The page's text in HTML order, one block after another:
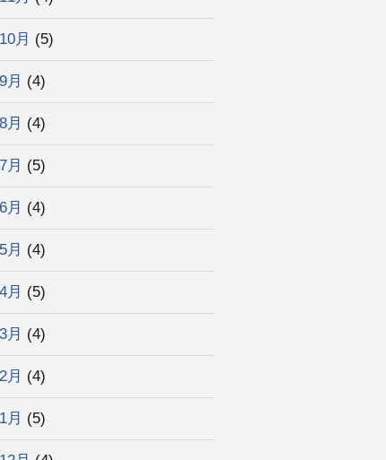
月 (5)
月 (4)
月 (4)
月 (5)
月 (4)
月 (4)
月 (5)
月 (4)
月 (4)
月 (5)